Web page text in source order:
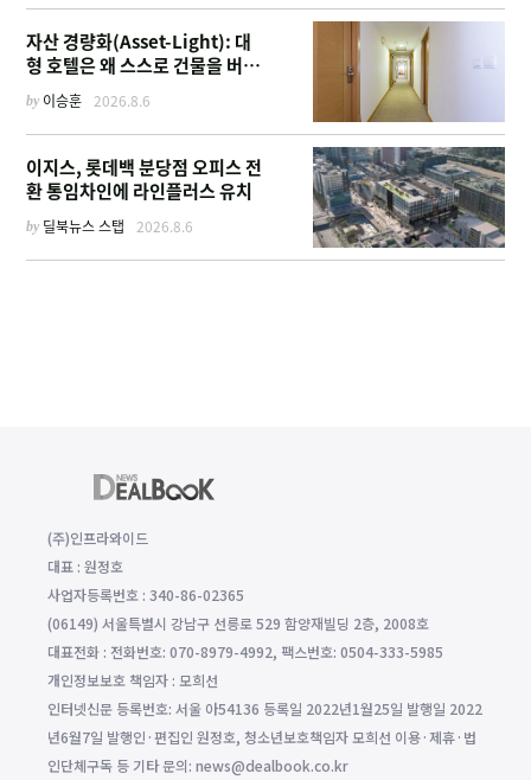
자산 경량화(Asset-Light): 대
형 호텔은 왜 스스로 건물을 버리
고 '이름'만 팔기 시작했을까
by 이승훈 2026.8.6
이지스, 롯데백 분당점 오피스 전
환 통임차인에 라인플러스 유치
by 딜북뉴스 스탭 2026.8.6
(주)인프라와이드
대표 : 원정호
사업자등록번호 : 340-86-02365
(06149) 서울특별시 강남구 선릉로 529 함양재빌딩 2층, 2008호
대표전화 : 전화번호: 070-8979-4992, 팩스번호: 0504-333-5985
개인정보보호 책임자 : 모희선
인터넷신문 등록번호: 서울 아54136 등록일 2022년1월25일 발행일 2022
년6월7일 발행인·편집인 원정호, 청소년보호책임자 모희선 이용·제휴·법
인단체구독 등 기타 문의: news@dealbook.co.kr